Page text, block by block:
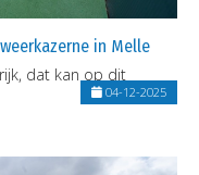
in Melle
dat kan op dit
04-12-2025